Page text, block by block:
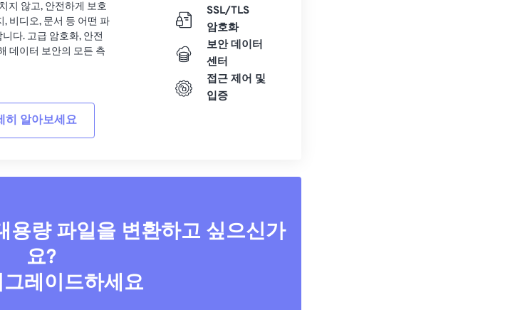
지 않고, 안전하게 보호
비디오, 문서 등 어떤 파
다. 고급 암호화, 안전
데이터 보안의 모든 측
히 알아보세요
SSL/TLS
암호화
보안 데이터
센터
접근 제어 및
입증
용량 파일을 변환하고 싶으신가
요?
레이드하세요